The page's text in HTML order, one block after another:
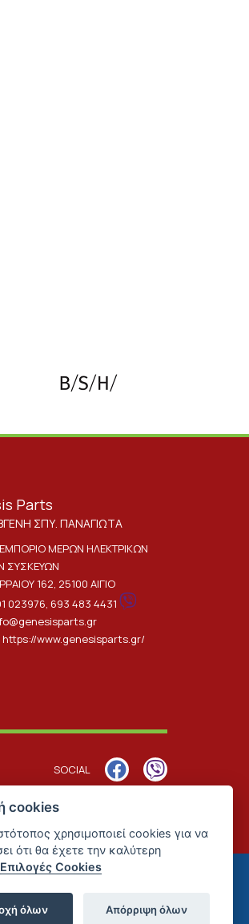
Parts
ΣΠΥ. ΠΑΝΑΓΙΩΤΑ
ΕΜΠΟΡΙΟ ΜΕΡΩΝ ΗΛΕΚΤΡΙΚΩΝ
ΣΥΣΚΕΥΩΝ
162, 25100 ΑΙΓΙΟ
023976, 693 483 4431
https://www.genesisparts.gr/
SOCIAL
cookies
χρησιμοποιεί cookies για να
ότι θα έχετε την καλύτερη
Επιλογές Cookies
όλων Απόρριψη όλων